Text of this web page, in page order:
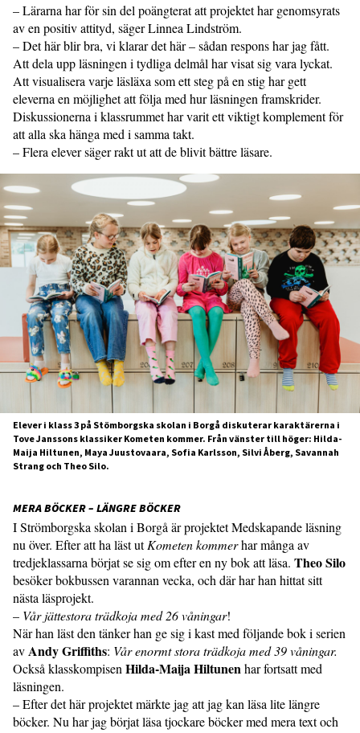
– Lärarna har för sin del poängterat att projektet har genomsyrats
av en positiv attityd, säger Linnea Lindström.
– Det här blir bra, vi klarar det här – sådan respons har jag fått.
Att dela upp läsningen i tydliga delmål har visat sig vara lyckat.
Att visualisera varje läsläxa som ett steg på en stig har gett
eleverna en möjlighet att följa med hur läsningen framskrider.
Diskussionerna i klassrummet har varit ett viktigt komplement för
att alla ska hänga med i samma takt.
– Flera elever säger rakt ut att de blivit bättre läsare.
Elever i klass 3 på Stömborgska skolan i Borgå diskuterar karaktärerna i
Tove Janssons klassiker Kometen kommer. Från vänster till höger: Hilda-
Maija Hiltunen, Maya Juustovaara, Sofia Karlsson, Silvi Åberg, Savannah
Strang och Theo Silo.
MERA BÖCKER – LÄNGRE BÖCKER
I Strömborgska skolan i Borgå är projektet Medskapande läsning
nu över. Efter att ha läst utKometen kommerhar många av
tredjeklassarna börjat se sig om efter en ny bok att läsa. Theo Silo
besöker bokbussen varannan vecka, och där har han hittat sitt
nästa läsprojekt.
– Vår jättestora trädkoja med 26 våningar!
När han läst den tänker han ge sig i kast med följande bok i serien
avAndy Griffiths: Vår enormt stora trädkoja med 39 våningar.
Också klasskompisenHilda-Maija Hiltunenhar fortsatt med
läsningen.
– Efter det här projektet märkte jag att jag kan läsa lite längre
böcker. Nu har jag börjat läsa tjockare böcker med mera text och